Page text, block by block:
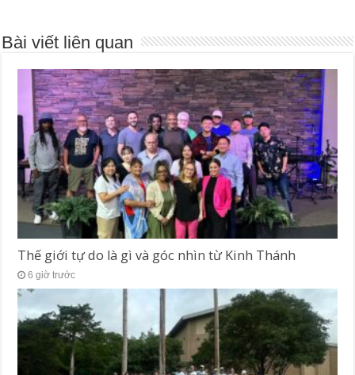
Bài viết liên quan
Thế giới tự do là gì và góc nhìn từ Kinh Thánh
6 giờ trước